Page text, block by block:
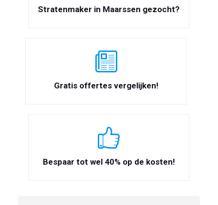
Stratenmaker in Maarssen gezocht?
Gratis offertes vergelijken!
Bespaar tot wel 40% op de kosten!